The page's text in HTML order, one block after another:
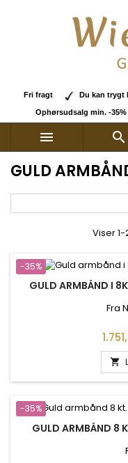
Fri fragt Du kan trygt
Ophørsudsalg min. -
 
GULD
Viser
-35%
GULD ARMBÅND I
Fra
Pris

-35%
GULD ARMBÅND 8